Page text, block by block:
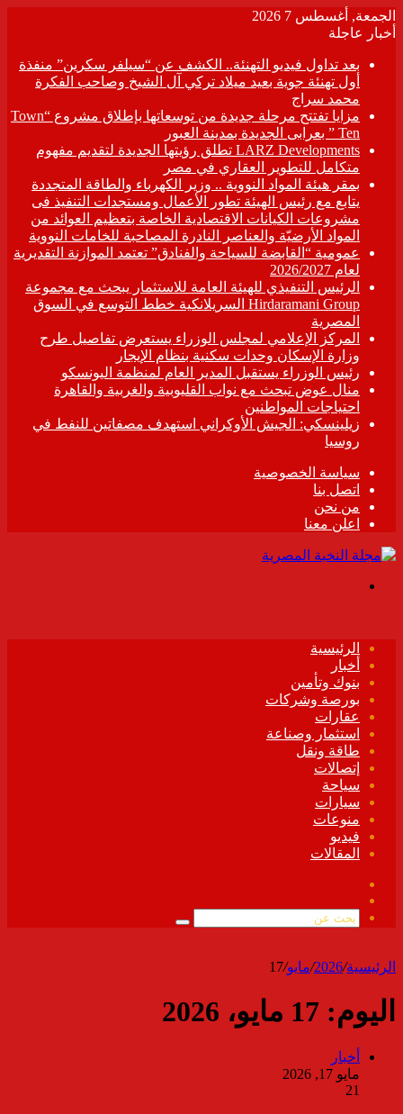
الجمعة, أغسطس 7 2026
أخبار عاجلة
بعد تداول فيديو التهنئة.. الكشف عن “سيلفر سكرين” منفذة
أول تهنئة جوية بعيد ميلاد تركي آل الشيخ وصاحب الفكرة
محمد سراج
مزايا تفتتح مرحلة جديدة من توسعاتها بإطلاق مشروع “Town
Ten ” بعرابى الجديدة بمدينة العبور
LARZ Developments تطلق رؤيتها الجديدة لتقديم مفهوم
متكامل للتطوير العقاري في مصر
بمقر هيئة المواد النووية .. وزير الكهرباء والطاقة المتجددة
يتابع مع رئيس الهيئة تطور الأعمال ومستجدات التنفيذ فى
مشروعات الكيانات الاقتصادية الخاصة بتعظيم العوائد من
المواد الأرضيّة والعناصر النادرة المصاحبة للخامات النووية
عمومية “القابضة للسياحة والفنادق” تعتمد الموازنة التقديرية
لعام 2026/2027
الرئيس التنفيذي للهيئة العامة للاستثمار يبحث مع مجموعة
Hirdaramani Group السريلانكية خطط التوسع في السوق
المصرية
المركز الإعلامي لمجلس الوزراء يستعرض تفاصيل طرح
وزارة الإسكان وحدات سكنية بنظام الإيجار
رئيس الوزراء يستقبل المدير العام لمنظمة اليونسكو
منال عوض تبحث مع نواب القليوبية والغربية والقاهرة
احتياجات المواطنين
زيلينسكي: الجيش الأوكراني استهدف مصفاتين للنفط في
روسيا
سياسة الخصوصية
اتصل بنا
من نحن
اعلن معنا
الرئيسية
أخبار
بنوك وتأمين
بورصة وشركات
عقارات
استثمار وصناعة
طاقة ونقل
إتصالات
سياحة
سيارات
منوعات
فيديو
المقالات
الموقع
بحث
الرئيسية/
2026
/مايو/
17
اليوم: 17 مايو، 2026
أخبار
مايو 17, 2026
21